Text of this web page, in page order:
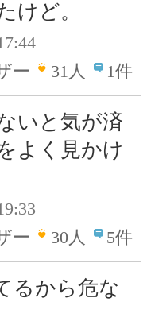
けど。
ー
31人 1件
いと気が済
よく見かけ
ー
30人 5件
るから危な